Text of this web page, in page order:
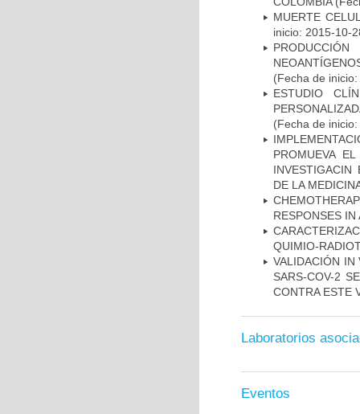
MUERTE
inicio: 2015-10-
(Fecha de
ESTUDIO
(Fecha de
PROMUEVA
INVESTIGACIN
DE LA
RESPONSES IN
QUIMIO-
VALIDACIÓN IN
SARS-COV-2
CONTRA ESTE
Laboratorios
Eventos